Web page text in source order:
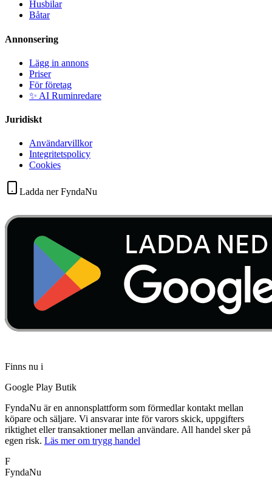
Husbilar
Båtar
Annonsering
Lägg in annons
Priser
För företag
✨ AI Ruminredare
Juridiskt
Användarvillkor
Integritetspolicy
Cookies
Ladda ner FyndaNu
Finns nu i
Google Play Butik
FyndaNu är en annonsplattform som förmedlar kontakt mellan
köpare och säljare. Vi ansvarar inte för varors skick, uppgifters
riktighet eller transaktioner mellan användare. All handel sker på
egen risk. Läs mer om trygg handel
F
FyndaNu